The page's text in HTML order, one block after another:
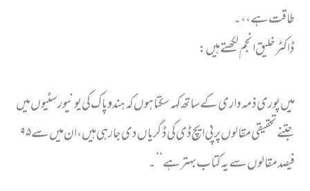
طاقت ہے،،۔
ڈاکٹر خلیق انجم لکھتے ہیں:
میں پوری ذمہ داری کے ساتھ کہہ سکتا ہوں کہ ہندوپاک کی یونیورسٹیوں میں
جتنے تحقیقی مقالوں پر پی ایچ ڈی کی ڈگریاں دی جارہی ہیں ، ان میں سے ۹۵
فیصد مقالوں سے یہ کتاب بہتر ہے‘‘۔